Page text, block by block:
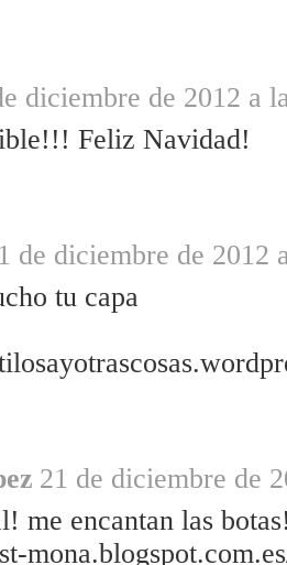
diciembre de 2012 a
Feliz Navidad!
de diciembre de 2012
tu capa
21 de diciembre de
me encantan las